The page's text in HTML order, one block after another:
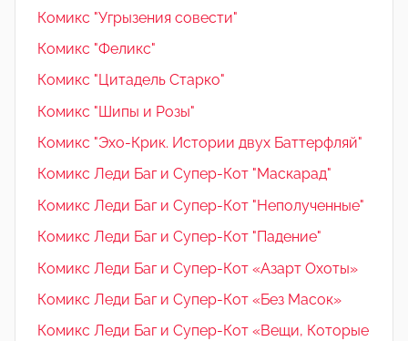
Комикс "Угрызения совести"
Комикс "Феликс"
Комикс "Цитадель Старко"
Комикс "Шипы и Розы"
Комикс "Эхо-Крик. Истории двух Баттерфляй"
Комикс Леди Баг и Супер-Кот "Маскарад"
Комикс Леди Баг и Супер-Кот "Неполученные"
Комикс Леди Баг и Супер-Кот "Падение"
Комикс Леди Баг и Супер-Кот «Азарт Охоты»
Комикс Леди Баг и Супер-Кот «Без Масок»
Комикс Леди Баг и Супер-Кот «Вещи, Которые